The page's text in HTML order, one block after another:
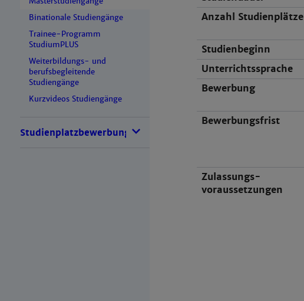
Binationale Studiengänge
Trainee-Programm
StudiumPLUS
Weiterbildungs- und
berufsbegleitende
Studiengänge
Kurzvideos Studiengänge
Studienplatzbewerbung
Anzahl Studienplätze
Studienbeginn
Unterrichtssprache
Bewerbung
Bewerbungsfrist
Zulassungs-
voraussetzungen